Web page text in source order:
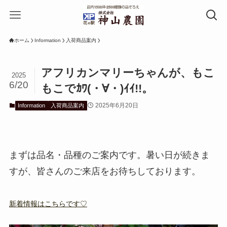
ホーム Information 入荷商品案内
アフリカンマリーちゃんが、もこ
もこでｶﾜ(・∀・)ｲｲ!!。
2025
6/20
Information 入荷商品案内 2025年6月20日
まずは品名・品種のご案内です。暑い日が続きま
すが、皆さんのご来店をお待ちしております。
新着情報はこちらです♡